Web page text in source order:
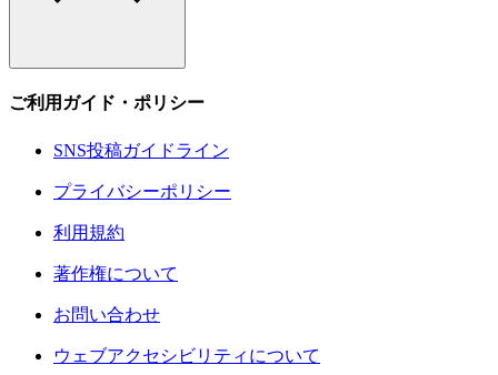
ご利用ガイド・ポリシー
SNS投稿ガイドライン
プライバシーポリシー
利用規約
著作権について
お問い合わせ
ウェブアクセシビリティについて